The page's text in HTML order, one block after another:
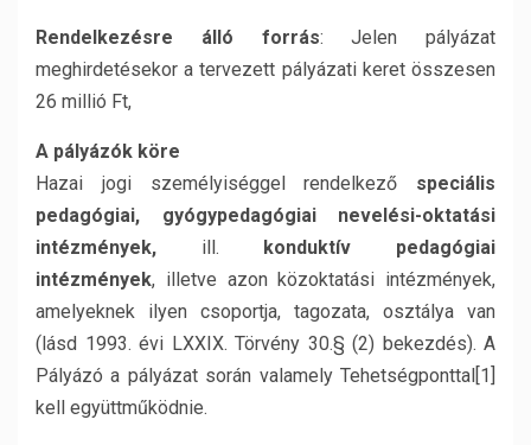
Rendelkezésre álló forrás: Jelen pályázat
meghirdetésekor a tervezett pályázati keret összesen
26 millió Ft,
A pályázók köre
Hazai jogi személyiséggel rendelkező speciális
pedagógiai, gyógypedagógiai nevelési-oktatási
intézmények, ill. konduktív pedagógiai
intézmények, illetve azon közoktatási intézmények,
amelyeknek ilyen csoportja, tagozata, osztálya van
(lásd 1993. évi LXXIX. Törvény 30.§ (2) bekezdés). A
Pályázó a pályázat során valamely Tehetségponttal[1]
kell együttműködnie.